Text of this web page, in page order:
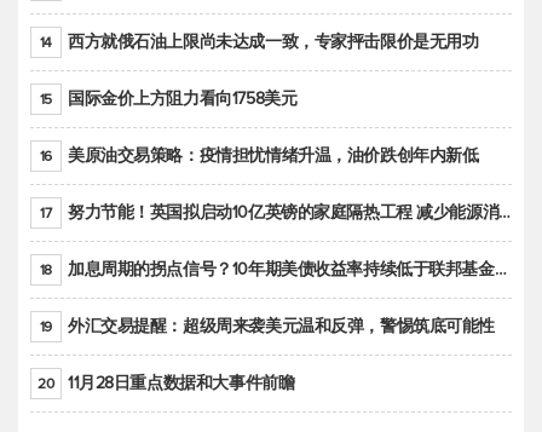
14 西方就俄石油上限尚未达成一致，专家抨击限价是无用功
15 国际金价上方阻力看向1758美元
16 美原油交易策略：疫情担忧情绪升温，油价跌创年内新低
17 努力节能！英国拟启动10亿英镑的家庭隔热工程 减少能源消耗
18 加息周期的拐点信号？10年期美债收益率持续低于联邦基金利率目标区间
19 外汇交易提醒：超级周来袭美元温和反弹，警惕筑底可能性
20 11月28日重点数据和大事件前瞻